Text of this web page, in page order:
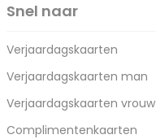
Snel naar
Verjaardagskaarten
Verjaardagskaarten man
Verjaardagskaarten vrouw
Complimentenkaarten